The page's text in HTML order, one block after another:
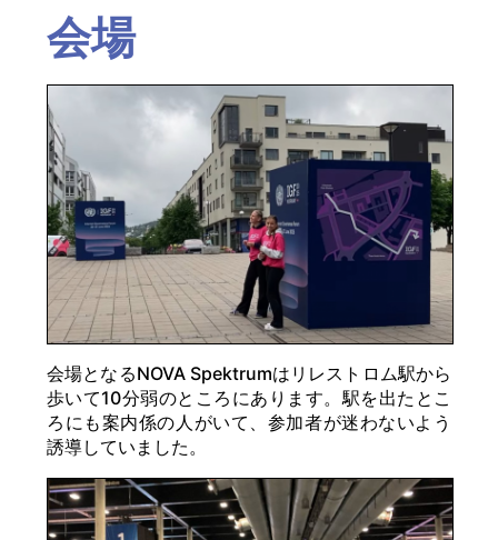
会場
会場となるNOVA Spektrumはリレストロム駅から
歩いて10分弱のところにあります。駅を出たとこ
ろにも案内係の人がいて、参加者が迷わないよう
誘導していました。